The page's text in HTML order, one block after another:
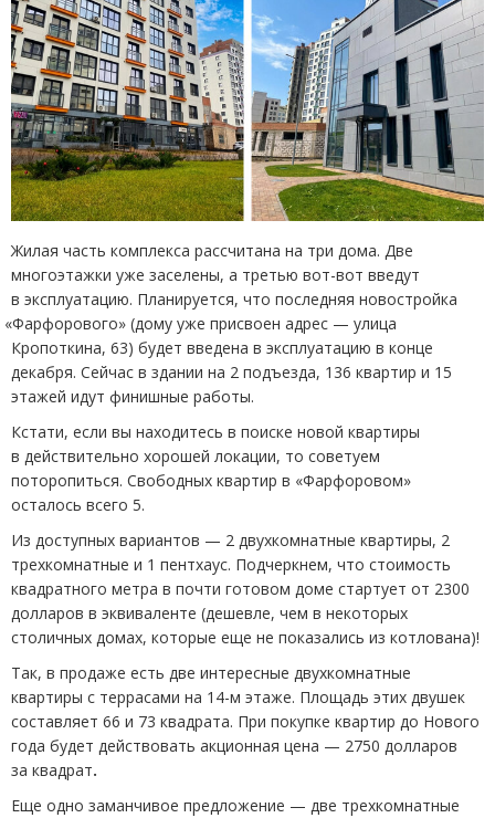
Жилая часть комплекса рассчитана на три дома. Две
многоэтажки уже заселены, а третью вот-вот введут
в эксплуатацию. Планируется, что последняя новостройка
«Фарфорового» (дому уже присвоен адрес — улица
Кропоткина, 63) будет введена в эксплуатацию в конце
декабря. Сейчас в здании на 2 подъезда, 136 квартир и 15
этажей идут финишные работы.
Кстати, если вы находитесь в поиске новой квартиры
в действительно хорошей локации, то советуем
поторопиться. Свободных квартир в «Фарфоровом»
осталось всего 5.
Из доступных вариантов — 2 двухкомнатные квартиры, 2
трехкомнатные и 1 пентхаус. Подчеркнем, что стоимость
квадратного метра в почти готовом доме стартует от 2300
долларов в эквиваленте (дешевле, чем в некоторых
столичных домах, которые еще не показались из котлована)!
Так, в продаже есть две интересные двухкомнатные
квартиры с террасами на 14-м этаже. Площадь этих двушек
составляет 66 и 73 квадрата. При покупке квартир до Нового
года будет действовать акционная цена — 2750 долларов
за квадрат.
Еще одно заманчивое предложение — две трехкомнатные